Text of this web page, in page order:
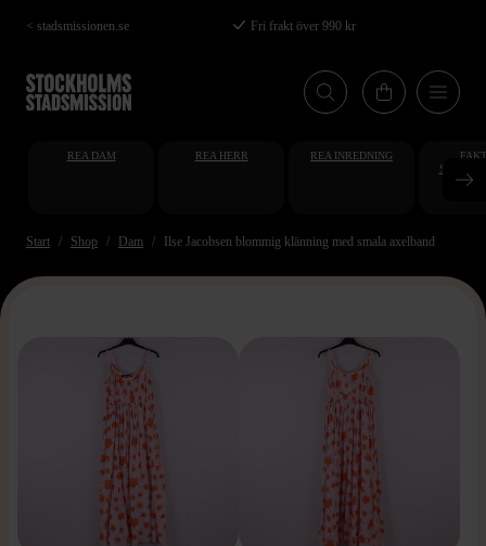
Hoppa
till
huvudinnehåll
< stadsmissionen.se Fri frakt över 990 kr
REA DAM REA HERR REA INREDNING
Start Shop Dam Ilse Jacobsen blommig klänning med smala axelband